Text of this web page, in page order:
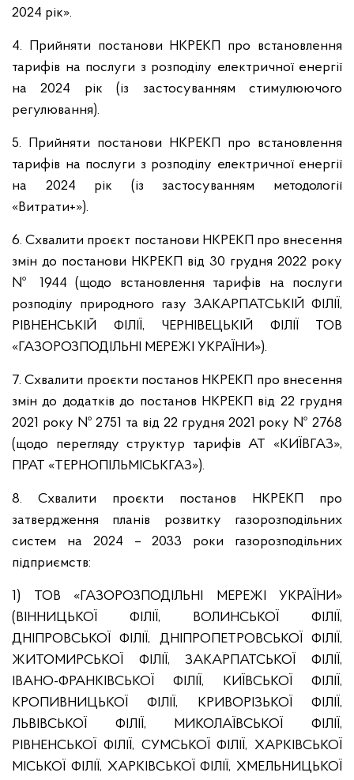
2024 рік».
4. Прийняти постанови НКРЕКП про встановлення
тарифів на послуги з розподілу електричної енергії
на 2024 рік (із застосуванням стимулюючого
регулювання).
5. Прийняти постанови НКРЕКП про встановлення
тарифів на послуги з розподілу електричної енергії
на 2024 рік (із застосуванням методології
«Витрати+»).
6. Схвалити проєкт постанови НКРЕКП про внесення
змін до постанови НКРЕКП від 30 грудня 2022 року
№ 1944 (щодо встановлення тарифів на послуги
розподілу природного газу ЗАКАРПАТСЬКІЙ ФІЛІЇ,
РІВНЕНСЬКІЙ ФІЛІЇ, ЧЕРНІВЕЦЬКІЙ ФІЛІЇ ТОВ
«ГАЗОРОЗПОДІЛЬНІ МЕРЕЖІ УКРАЇНИ»).
7. Схвалити проєкти постанов НКРЕКП про внесення
змін до додатків до постанов НКРЕКП від 22 грудня
2021 року № 2751 та від 22 грудня 2021 року № 2768
(щодо перегляду структур тарифів АТ «КИЇВГАЗ»,
ПРАТ «ТЕРНОПІЛЬМІСЬКГАЗ»).
8. Схвалити проєкти постанов НКРЕКП про
затвердження планів розвитку газорозподільних
систем на 2024 – 2033 роки газорозподільних
підприємств:
1) ТОВ «ГАЗОРОЗПОДІЛЬНІ МЕРЕЖІ УКРАЇНИ»
(ВІННИЦЬКОЇ ФІЛІЇ, ВОЛИНСЬКОЇ ФІЛІЇ,
ДНІПРОВСЬКОЇ ФІЛІЇ, ДНІПРОПЕТРОВСЬКОЇ ФІЛІЇ,
ЖИТОМИРСЬКОЇ ФІЛІЇ, ЗАКАРПАТСЬКОЇ ФІЛІЇ,
ІВАНО-ФРАНКІВСЬКОЇ ФІЛІЇ, КИЇВСЬКОЇ ФІЛІЇ,
КРОПИВНИЦЬКОЇ ФІЛІЇ, КРИВОРІЗЬКОЇ ФІЛІЇ,
ЛЬВІВСЬКОЇ ФІЛІЇ, МИКОЛАЇВСЬКОЇ ФІЛІЇ,
РІВНЕНСЬКОЇ ФІЛІЇ, СУМСЬКОЇ ФІЛІЇ, ХАРКІВСЬКОЇ
МІСЬКОЇ ФІЛІЇ, ХАРКІВСЬКОЇ ФІЛІЇ, ХМЕЛЬНИЦЬКОЇ